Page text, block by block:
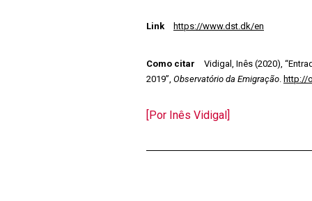
Link https://www.dst.dk/en
Como citar Vidigal, Inês (2020),
2019”, Observatório da Emigração. http://
[Por Inês Vidigal]